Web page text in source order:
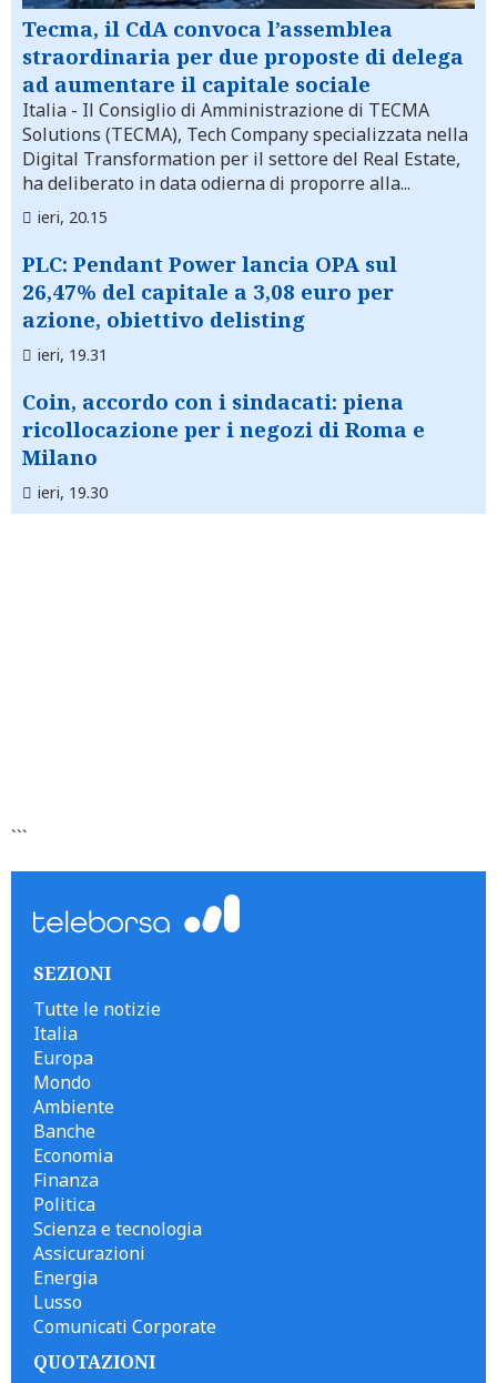
Tecma, il CdA convoca l’assemblea
straordinaria per due proposte di delega
ad aumentare il capitale sociale
Italia - Il Consiglio di Amministrazione di TECMA
Solutions (TECMA), Tech Company specializzata nella
Digital Transformation per il settore del Real Estate,
ha deliberato in data odierna di proporre alla...
ieri, 20.15
PLC: Pendant Power lancia OPA sul
26,47% del capitale a 3,08 euro per
azione, obiettivo delisting
ieri, 19.31
Coin, accordo con i sindacati: piena
ricollocazione per i negozi di Roma e
Milano
ieri, 19.30
```
SEZIONI
Tutte le notizie
Italia
Europa
Mondo
Ambiente
Banche
Economia
Finanza
Politica
Scienza e tecnologia
Assicurazioni
Energia
Lusso
Comunicati Corporate
QUOTAZIONI